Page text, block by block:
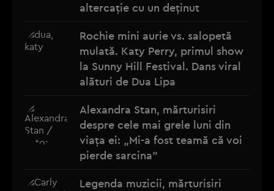
altercație cu un deținut
Rochie mini aurie vs. salopetă
mulată. Katy Perry, primul show
la Sunny Hill Festival. Dans viral
alături de Dua Lipa
Alexandra Stan, mărturisiri
despre cele mai grele luni din
viața ei: „Mi-a fost teamă că voi
pierde sarcina”
Legenda muzicii, mărturisiri